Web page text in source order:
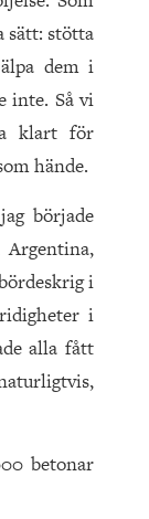
sätt: stötta
dem i
inte. Så vi
klart för
hände.
började
i
i
alla fått
betonar